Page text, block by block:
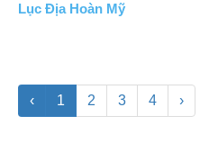
Lục Địa Hoàn Mỹ
‹ 1 2 3 4 ›